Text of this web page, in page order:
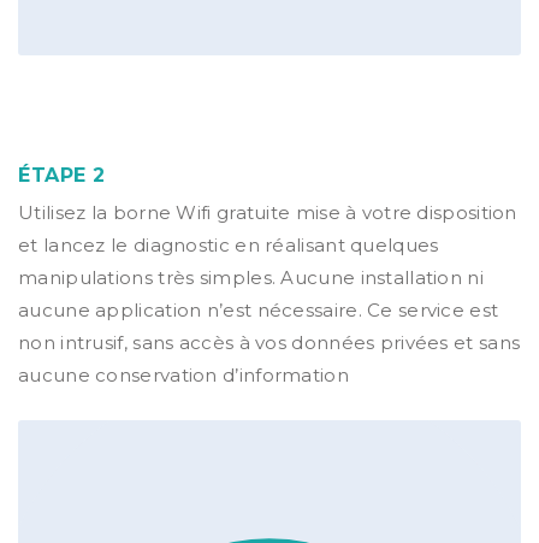
ÉTAPE 2
Utilisez la borne Wifi gratuite mise à votre disposition
et lancez le diagnostic en réalisant quelques
manipulations très simples. Aucune installation ni
aucune application n’est nécessaire. Ce service est
non intrusif, sans accès à vos données privées et sans
aucune conservation d’information